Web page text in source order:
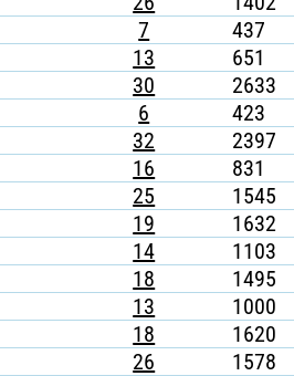
7 437
13 651
30 2633
6 423
32 2397
16 831
25 1545
19 1632
14 1103
18 1495
13 1000
18 1620
26 1578